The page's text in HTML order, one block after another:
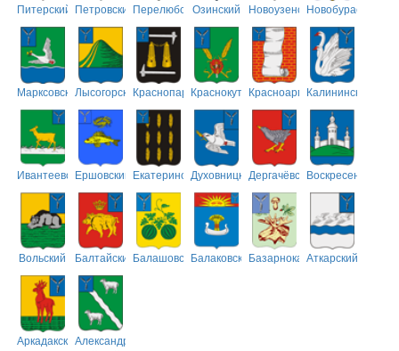
Питерский ПетровскийПерелюбскийОзинский НовоузенскийНовобурасский
МарксовскийЛысогорскийКраснопартизанский
КраснокутскийКрасноармейский
Калининский
ИвантеевскийЕршовский ЕкатериновскийДуховницкийДергачёвскийВоскресенский
Вольский БалтайскийБалашовскийБалаковскийБазарнокарабулакский
Аткарский
АркадакскийАлександрово-